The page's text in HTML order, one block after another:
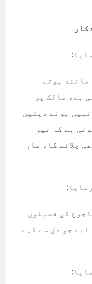
مانند ہوتے
ہے، مالک پر
ہونے دیتیں
ہے کہ تیر
چلائے گا، مار
کی فصیلوں
جو دل سے کہے